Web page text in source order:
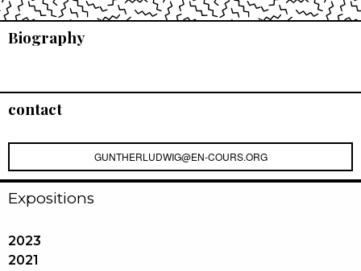
Biography
contact
GUNTHERLUDWIG@EN-COURS.ORG
Expositions
2023
2021